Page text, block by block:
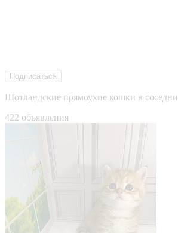
Подписаться
Шотландские прямоухие кошки в
422 объявления